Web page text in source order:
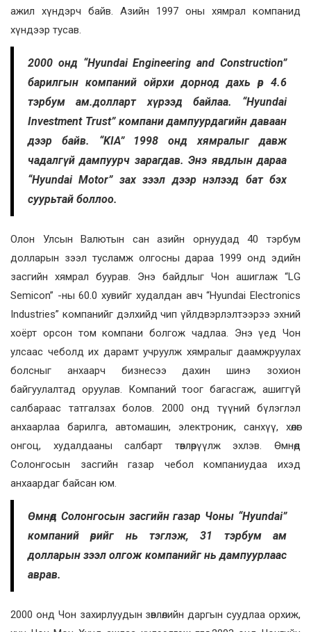
ажил хүндэрч байв. Азийн 1997 оны хямрал компанид
хүндээр тусав.
2000 онд “Hyundai Engineering and Construction”
барилгын компаний ойрхи дорнод дахь өр 4.6
тэрбум ам.долларт хүрээд байлаа. “Hyundai
Investment Trust” компани дампуурдагийн даваан
дээр байв. “KIA” 1998 онд хямралыг давж
чадалгүй дампуурч зарагдав. Энэ явдлын дараа
“Hyundai Motor” зах зээл дээр нэлээд бат бэх
суурьтай боллоо.
Олон Улсын Валютын сан азийн орнуудад 40 тэрбум
долларын зээл тусламж олгосны дараа 1999 онд эдийн
засгийн хямрал буурав. Энэ байдлыг Чон ашиглаж “LG
Semicon” -ны 60.0 хувийг худалдан авч “Hyundai Electronics
Industries” компанийг дэлхийд чип үйлдвэрлэлтээрээ эхний
хоёрт орсон том компани болгож чадлаа. Энэ үед Чон
улсаас чеболд их дарамт учруулж хямралыг даамжруулах
болсныг анхаарч бизнесээ дахин шинэ зохион
байгуулалтад оруулав. Компаний тоог багасгаж, ашиггүй
салбараас татгалзах болов. 2000 онд түүний бүлэглэл
анхаарлаа барилга, автомашин, электроник, санхүү, хөлөг
онгоц, худалдааны салбарт төвлөрүүлж эхлэв. Өмнөд
Солонгосын засгийн газар чебол компаниудаа ихэд
анхаардаг байсан юм.
Өмнөд Солонгосын засгийн газар Чоны “Hyundai”
компаний өрийг нь тэглэж, 31 тэрбум ам
долларын зээл олгож компанийг нь дампуурлаас
аврав.
2000 онд Чон захирлуудын зөвлөлийн даргын суудлаа орхиж,